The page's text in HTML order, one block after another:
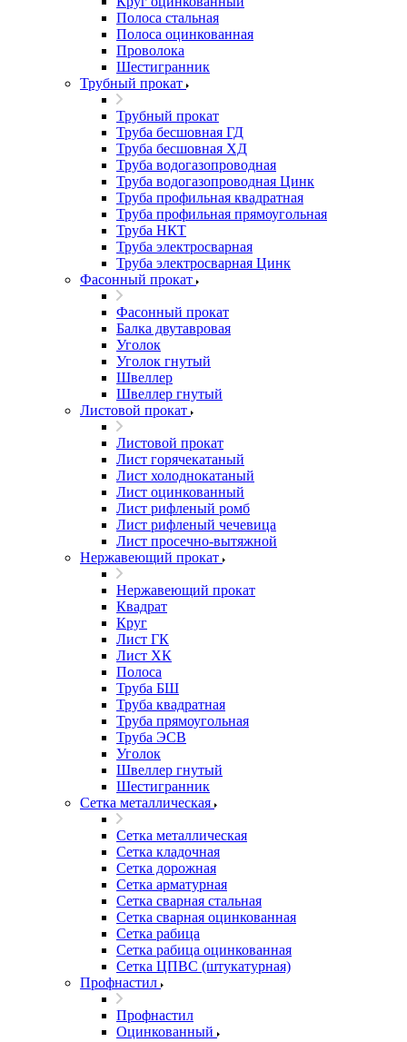
Полоса стальная
Полоса оцинкованная
Проволока
Шестигранник
Трубный прокат
Трубный прокат
Труба бесшовная ГД
Труба бесшовная ХД
Труба водогазопроводная
Труба водогазопроводная Цинк
Труба профильная квадратная
Труба профильная прямоугольная
Труба НКТ
Труба электросварная
Труба электросварная Цинк
Фасонный прокат
Фасонный прокат
Балка двутавровая
Уголок
Уголок гнутый
Швеллер
Швеллер гнутый
Листовой прокат
Листовой прокат
Лист горячекатаный
Лист холоднокатаный
Лист оцинкованный
Лист рифленый ромб
Лист рифленый чечевица
Лист просечно-вытяжной
Нержавеющий прокат
Нержавеющий прокат
Квадрат
Круг
Лист ГК
Лист ХК
Полоса
Труба БШ
Труба квадратная
Труба прямоугольная
Труба ЭСВ
Уголок
Швеллер гнутый
Шестигранник
Сетка металлическая
Сетка металлическая
Сетка кладочная
Сетка дорожная
Сетка арматурная
Сетка сварная стальная
Сетка сварная оцинкованная
Сетка рабица
Сетка рабица оцинкованная
Сетка ЦПВС (штукатурная)
Профнастил
Профнастил
Оцинкованный